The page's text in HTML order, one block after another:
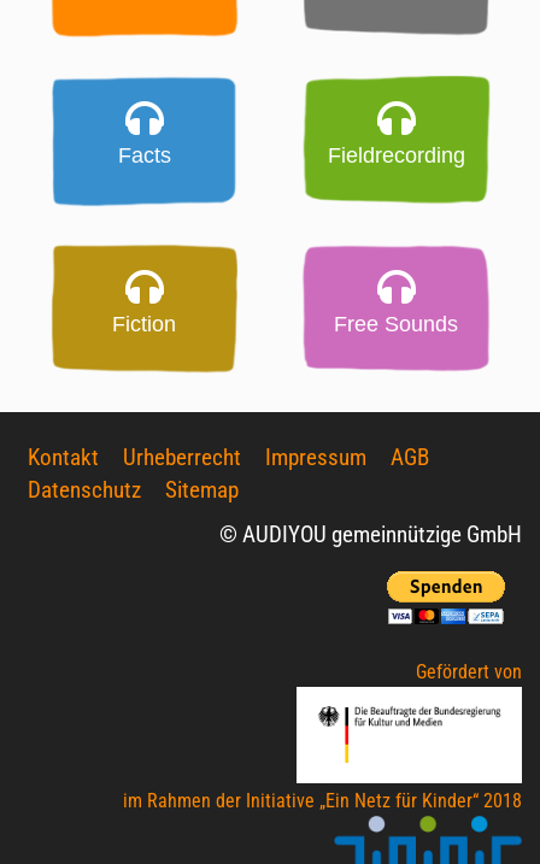
Facts Fieldrecording
Fiction Free Sounds
Kontakt Urheberrecht Impressum
AGB
Datenschutz
Sitemap
© AUDIYOU gemeinnützige GmbH
Gefördert von
im Rahmen der Initiative „Ein Netz für Kinder“ 2018